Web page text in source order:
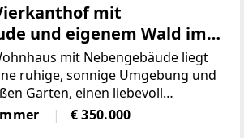
mit
und eigenem Wald im
mit Nebengebäude liegt
ruhige, sonnige Umgebung und
Garten, einen liebevoll
und sogar ein eigenes
Hier spürt man sofort das Gefühl
€ 350.000